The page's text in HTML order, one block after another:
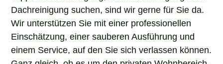
Dachreinigung suchen, sind wir gerne für Sie da.
Wir unterstützen Sie mit einer professionellen
Einschätzung, einer sauberen Ausführung und
einem Service, auf den Sie sich verlassen können.
Ganz gleich, ob es um den privaten Wohnbereich,